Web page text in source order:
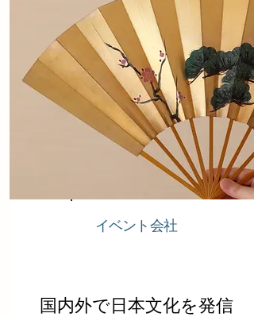
​イベント会社
​国内外で日本文化を発信